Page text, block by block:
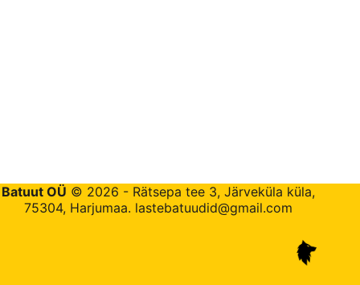
Batuut OÜ © 2026 - Rätsepa tee 3, Järveküla küla,
75304, Harjumaa. lastebatuudid@gmail.com